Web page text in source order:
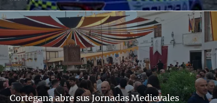
Cortegana abre sus Jornadas Medievales